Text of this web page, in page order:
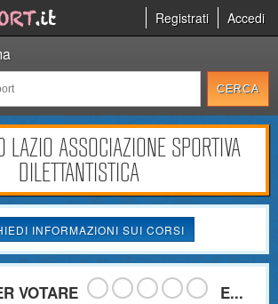
Registrati Accedi
LAZIO ASSOCIAZIONE SPORTIVA
DILETTANTISTICA
INFORMAZIONI SUI CORSI
VOTARE E...